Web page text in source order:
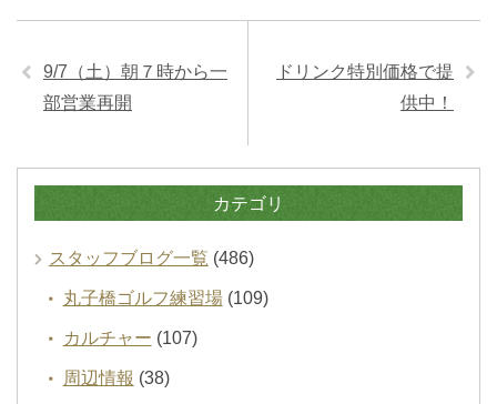
9/7（土）朝７時から一
部営業再開
ドリンク特別価格で提
供中！
カテゴリ
スタッフブログ一覧 (486)
丸子橋ゴルフ練習場(109)
カルチャー (107)
周辺情報 (38)